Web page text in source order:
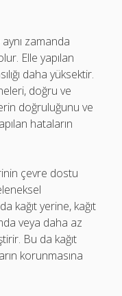
zamanda
Elle yapılan
daha yüksektir.
doğru ve
doğruluğunu ve
hataların
çevre dostu
kağıt yerine, kağıt
veya daha az
Bu da kağıt
korunmasına